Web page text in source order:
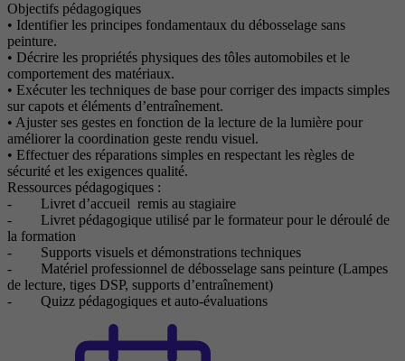
Objectifs pédagogiques
• Identifier les principes fondamentaux du débosselage sans
peinture.
• Décrire les propriétés physiques des tôles automobiles et le
comportement des matériaux.
• Exécuter les techniques de base pour corriger des impacts simples
sur capots et éléments d’entraînement.
• Ajuster ses gestes en fonction de la lecture de la lumière pour
améliorer la coordination geste rendu visuel.
• Effectuer des réparations simples en respectant les règles de
sécurité et les exigences qualité.
Ressources pédagogiques :
- Livret d’accueil remis au stagiaire
- Livret pédagogique utilisé par le formateur pour le déroulé de
la formation
- Supports visuels et démonstrations techniques
- Matériel professionnel de débosselage sans peinture (Lampes
de lecture, tiges DSP, supports d’entraînement)
- Quizz pédagogiques et auto-évaluations